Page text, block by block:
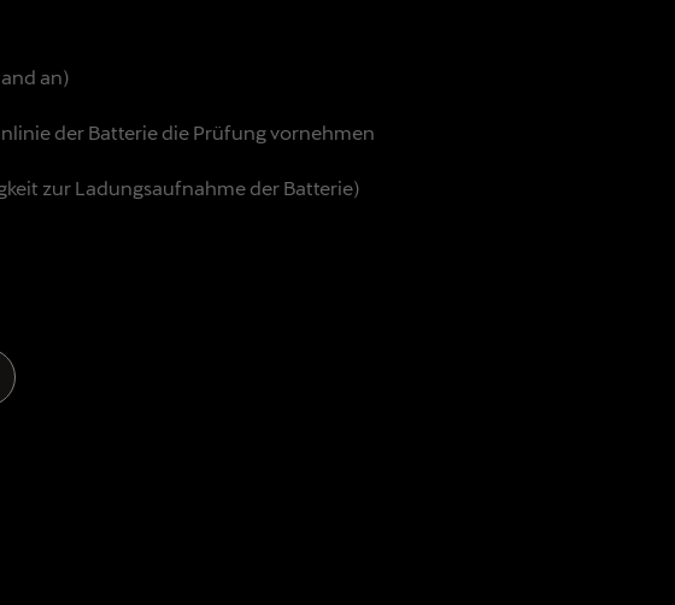
an)
der Batterie die Prüfung vornehmen
zur Ladungsaufnahme der Batterie)